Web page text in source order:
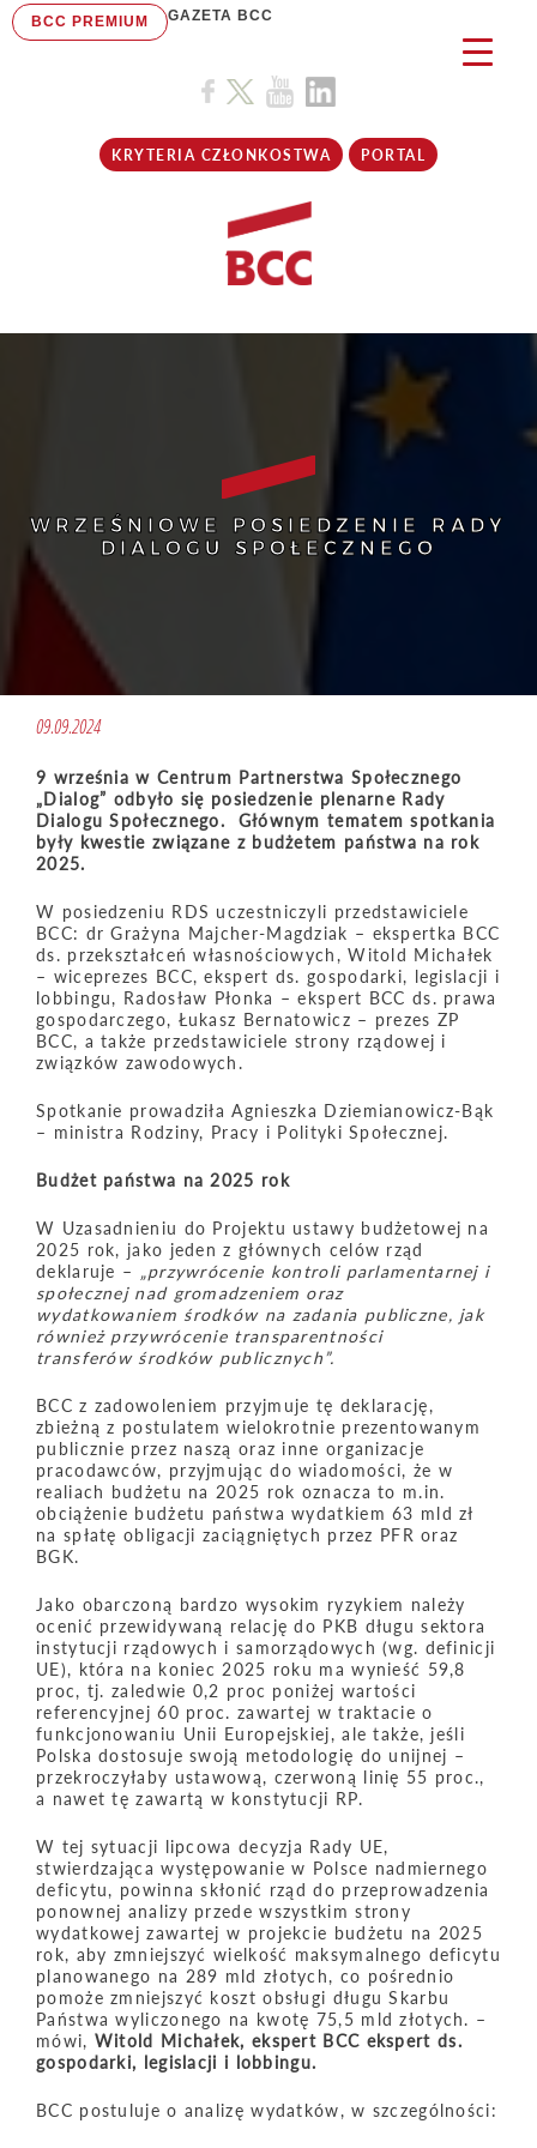
BCC PREMIUM GAZETA BCC
KRYTERIA CZŁONKOSTWA PORTAL
WRZEŚNIOWE POSIEDZENIE RADY
DIALOGU SPOŁECZNEGO
09.09.2024
9 września w Centrum Partnerstwa Społecznego
„Dialog” odbyło się posiedzenie plenarne Rady
Dialogu Społecznego. Głównym tematem spotkania
były kwestie związane z budżetem państwa na rok
2025.
W posiedzeniu RDS uczestniczyli przedstawiciele
BCC: dr Grażyna Majcher-Magdziak – ekspertka BCC
ds. przekształceń własnościowych, Witold Michałek
– wiceprezes BCC, ekspert ds. gospodarki, legislacji i
lobbingu, Radosław Płonka – ekspert BCC ds. prawa
gospodarczego, Łukasz Bernatowicz – prezes ZP
BCC, a także przedstawiciele strony rządowej i
związków zawodowych.
Spotkanie prowadziła Agnieszka Dziemianowicz-Bąk
– ministra Rodziny, Pracy i Polityki Społecznej.
Budżet państwa na 2025 rok
W Uzasadnieniu do Projektu ustawy budżetowej na
2025 rok, jako jeden z głównych celów rząd
deklaruje – „przywrócenie kontroli parlamentarnej i
społecznej nad gromadzeniem oraz
wydatkowaniem środków na zadania publiczne, jak
również przywrócenie transparentności
transferów środków publicznych”.
BCC z zadowoleniem przyjmuje tę deklarację,
zbieżną z postulatem wielokrotnie prezentowanym
publicznie przez naszą oraz inne organizacje
pracodawców, przyjmując do wiadomości, że w
realiach budżetu na 2025 rok oznacza to m.in.
obciążenie budżetu państwa wydatkiem 63 mld zł
na spłatę obligacji zaciągniętych przez PFR oraz
BGK.
Jako obarczoną bardzo wysokim ryzykiem należy
ocenić przewidywaną relację do PKB długu sektora
instytucji rządowych i samorządowych (wg. definicji
UE), która na koniec 2025 roku ma wynieść 59,8
proc, tj. zaledwie 0,2 proc poniżej wartości
referencyjnej 60 proc. zawartej w traktacie o
funkcjonowaniu Unii Europejskiej, ale także, jeśli
Polska dostosuje swoją metodologię do unijnej –
przekroczyłaby ustawową, czerwoną linię 55 proc.,
a nawet tę zawartą w konstytucji RP.
W tej sytuacji lipcowa decyzja Rady UE,
stwierdzająca występowanie w Polsce nadmiernego
deficytu, powinna skłonić rząd do przeprowadzenia
ponownej analizy przede wszystkim strony
wydatkowej zawartej w projekcie budżetu na 2025
rok, aby zmniejszyć wielkość maksymalnego deficytu
planowanego na 289 mld złotych, co pośrednio
pomoże zmniejszyć koszt obsługi długu Skarbu
Państwa wyliczonego na kwotę 75,5 mld złotych. –
mówi, Witold Michałek, ekspert BCC ekspert ds.
gospodarki, legislacji i lobbingu.
BCC postuluje o analizę wydatków, w szczególności: